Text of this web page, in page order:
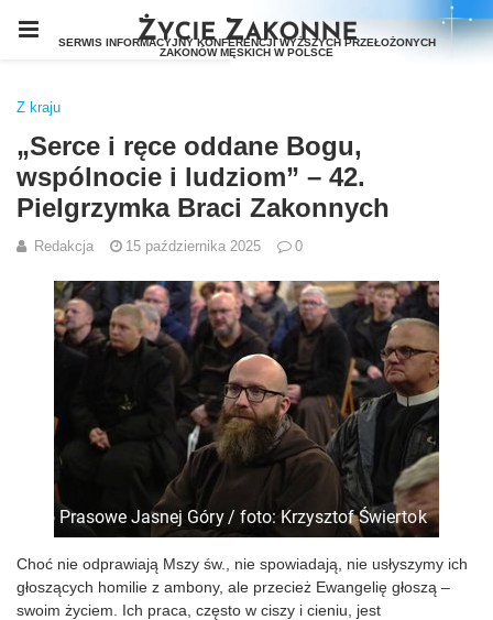
Z kraju
„Serce i ręce oddane Bogu,
wspólnocie i ludziom” – 42.
Pielgrzymka Braci Zakonnych
Redakcja 15 października 2025 0
Choć nie odprawiają Mszy św., nie spowiadają, nie usłyszymy ich
głoszących homilie z ambony, ale przecież Ewangelię głoszą –
swoim życiem. Ich praca, często w ciszy i cieniu, jest